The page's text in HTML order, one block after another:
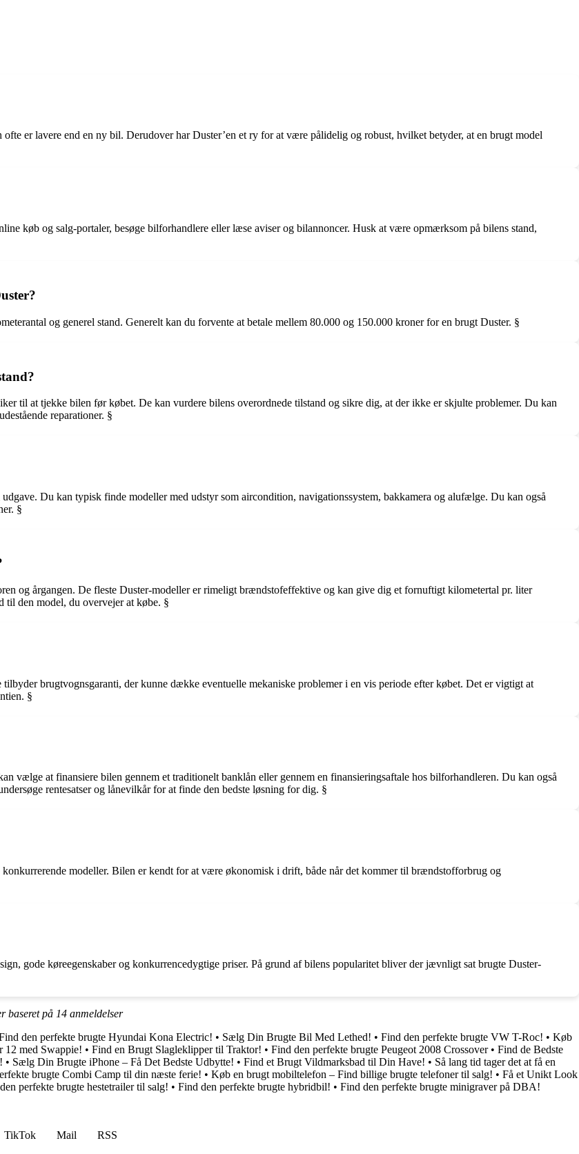
er lavere end en ny bil. Derudover har Duster’en et ry for at være pålidelig og robust, hvilket betyder, at en brugt model
køb og salg-portaler, besøge bilforhandlere eller læse aviser og bilannoncer. Husk at være opmærksom på bilens stand,
og generel stand. Generelt kan du forvente at betale mellem 80.000 og 150.000 kroner for en brugt Duster. §
til at tjekke bilen før købet. De kan vurdere bilens overordnede tilstand og sikre dig, at der ikke er skjulte problemer. Du kan
reparationer. §
Du kan typisk finde modeller med udstyr som aircondition, navigationssystem, bakkamera og alufælge. Du kan også
§
og årgangen. De fleste Duster-modeller er rimeligt brændstofeffektive og kan give dig et fornuftigt kilometertal pr. liter
til den model, du overvejer at købe. §
brugtvognsgaranti, der kunne dække eventuelle mekaniske problemer i en vis periode efter købet. Det er vigtigt at
§
vælge at finansiere bilen gennem et traditionelt banklån eller gennem en finansieringsaftale hos bilforhandleren. Du kan også
rentesatser og lånevilkår for at finde den bedste løsning for dig. §
modeller. Bilen er kendt for at være økonomisk i drift, både når det kommer til brændstofforbrug og
gode køreegenskaber og konkurrencedygtige priser. På grund af bilens popularitet bliver der jævnligt sat brugte Duster-
baseret på 14 anmeldelser
den perfekte brugte Hyundai Kona Electric! • Sælg Din Brugte Bil Med Lethed! • Find den perfekte brugte VW T-Roc! • Køb
12 med Swappie! • Find en Brugt Slagleklipper til Traktor! • Find den perfekte brugte Peugeot 2008 Crossover• Find de Bedste
• Sælg Din Brugte iPhone – Få Det Bedste Udbytte! • Find et Brugt Vildmarksbad til Din Have! • Så lang tid tager det at få en
brugte Combi Camp til din næste ferie! • Køb en brugt mobiltelefon – Find billige brugte telefoner til salg! • Få et Unikt Look
perfekte brugte hestetrailer til salg! • Find den perfekte brugte hybridbil! • Find den perfekte brugte minigraver på DBA!
TikTok Mail
RSS